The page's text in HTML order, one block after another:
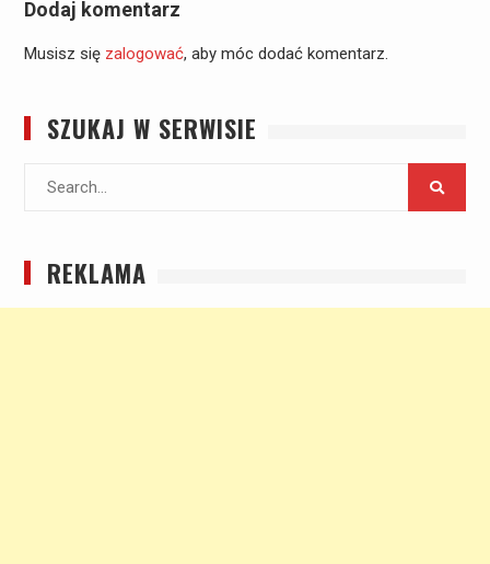
Dodaj komentarz
Musisz się zalogować, aby móc dodać komentarz.
SZUKAJ W SERWISIE
REKLAMA